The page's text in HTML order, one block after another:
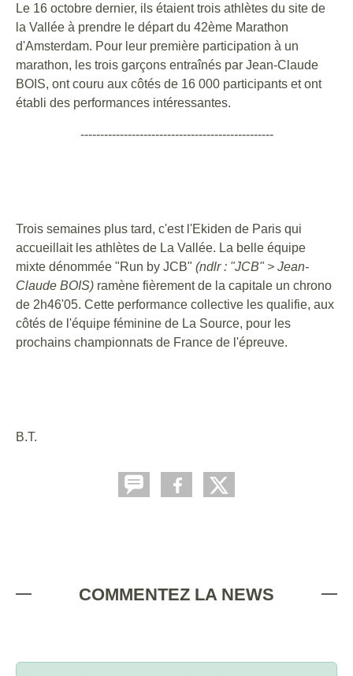
Le 16 octobre dernier, ils étaient trois athlètes du site de
la Vallée à prendre le départ du 42ème Marathon
d'Amsterdam. Pour leur première participation à un
marathon, les trois garçons entraînés par Jean-Claude
BOIS, ont couru aux côtés de 16 000 participants et ont
établi des performances intéressantes.
-------------------------------------------------
Trois semaines plus tard, c'est l'Ekiden de Paris qui
accueillait les athlètes de La Vallée. La belle équipe
mixte dénommée "Run by JCB" (ndlr : "JCB" > Jean-
Claude BOIS) ramène fièrement de la capitale un chrono
de 2h46'05. Cette performance collective les qualifie, aux
côtés de l'équipe féminine de La Source, pour les
prochains championnats de France de l'épreuve.
B.T.
COMMENTEZ LA NEWS